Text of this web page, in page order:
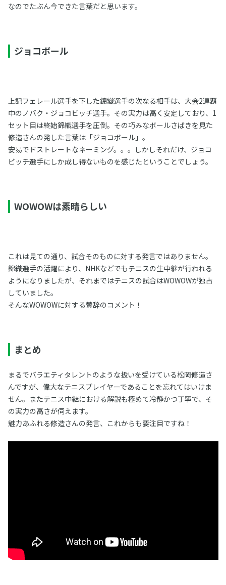
なのでたぶん今できた言葉だと思います。
ジョコボール
上記フェレール選手を下した錦織選手の次なる相手は、大会2連覇
中のノバク・ジョコビッチ選手。その実力は高く安定しており、1
セット目は終始錦織選手を圧倒。その巧みなボールさばきを見た
修造さんの発した言葉は「ジョコボール」。
安易でドストレートなネーミング。。。しかしそれだけ、ジョコ
ビッチ選手にしか成し得ないものを感じたということでしょう。
WOWOWは素晴らしい
これは見ての通り、試合そのものに対する発言ではありません。
錦織選手の活躍により、NHKなどでもテニスの生中継が行われる
ようになりましたが、それまではテニスの試合はWOWOWが独占
していました。
そんなWOWOWに対する賛辞のコメント！
まとめ
まるでバラエティタレントのような扱いを受けている松岡修造さ
んですが、偉大なテニスプレイヤーであることを忘れてはいけま
せん。またテニス中継における解説も極めて冷静かつ丁寧で、そ
の実力の高さが伺えます。
魅力あふれる修造さんの発言、これからも要注目ですね！